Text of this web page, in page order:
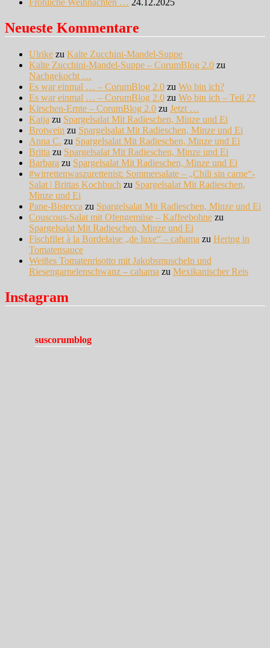
Fröhliche Weihnachten … 24.12.2025
Neueste Kommentare
Ulrike zu Kalte Zucchini-Mandel-Suppe
Kalte Zucchini-Mandel-Suppe – CorumBlog 2.0 zu
Nachgekocht …
Es war einmal … – CorumBlog 2.0 zu Wo bin ich?
Es war einmal … – CorumBlog 2.0 zu Wo bin ich – Teil 2?
Kirschen-Ernte – CorumBlog 2.0 zu Jetzt …
Katja zu Spargelsalat Mit Radieschen, Minze und Ei
Brotwein zu Spargelsalat Mit Radieschen, Minze und Ei
Anna C. zu Spargelsalat Mit Radieschen, Minze und Ei
Britta zu Spargelsalat Mit Radieschen, Minze und Ei
Barbara zu Spargelsalat Mit Radieschen, Minze und Ei
#wirrettenwaszurettenist: Sommersalate – „Chili sin carne“-
Salat | Brittas Kochbuch zu Spargelsalat Mit Radieschen,
Minze und Ei
Pane-Bistecca zu Spargelsalat Mit Radieschen, Minze und Ei
Couscous-Salat mit Ofengemüse – Kaffeebohne zu
Spargelsalat Mit Radieschen, Minze und Ei
Fischfilet à la Bordelaise „de luxe“ – cahama zu Hering in
Tomatensauce
Weißes Tomatenrisotto mit Jakobsmuscheln und
Riesengarnelenschwanz – cahama zu Mexikanischer Reis
Instagram
suscorumblog